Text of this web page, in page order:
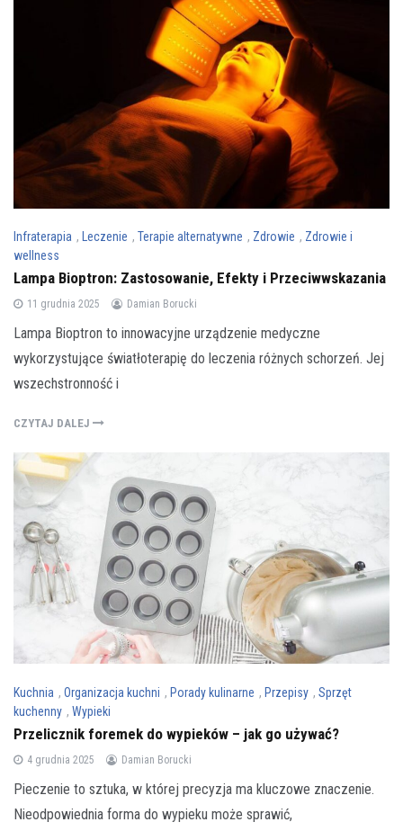
Infraterapia , Leczenie , Terapie alternatywne , Zdrowie , Zdrowie i
wellness
Lampa Bioptron: Zastosowanie, Efekty i Przeciwwskazania
11 grudnia 2025 Damian Borucki
Lampa Bioptron to innowacyjne urządzenie medyczne
wykorzystujące światłoterapię do leczenia różnych schorzeń. Jej
wszechstronność i
CZYTAJ DALEJ
Kuchnia , Organizacja kuchni , Porady kulinarne , Przepisy , Sprzęt
kuchenny , Wypieki
Przelicznik foremek do wypieków – jak go używać?
4 grudnia 2025 Damian Borucki
Pieczenie to sztuka, w której precyzja ma kluczowe znaczenie.
Nieodpowiednia forma do wypieku może sprawić,